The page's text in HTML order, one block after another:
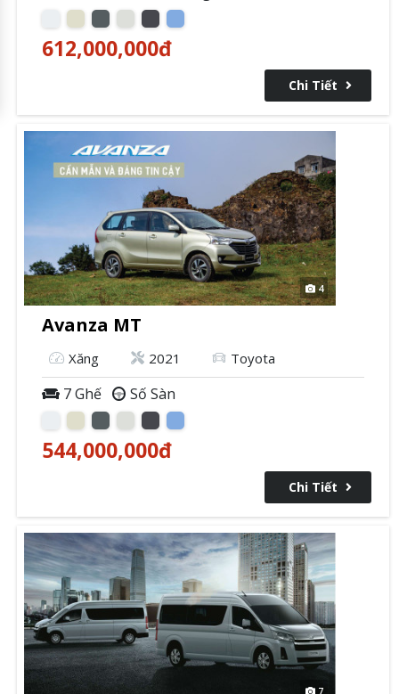
612,000,000đ
Chi Tiết
4
Avanza MT
Xăng 2021 Toyota
7 Ghế Số Sàn
544,000,000đ
Chi Tiết
7